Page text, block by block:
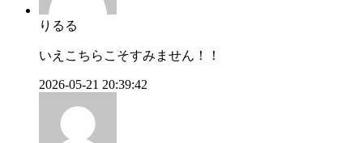
りるる
いえこちらこそすみません！！
2026-05-21 20:39:42